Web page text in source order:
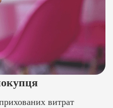
витрат